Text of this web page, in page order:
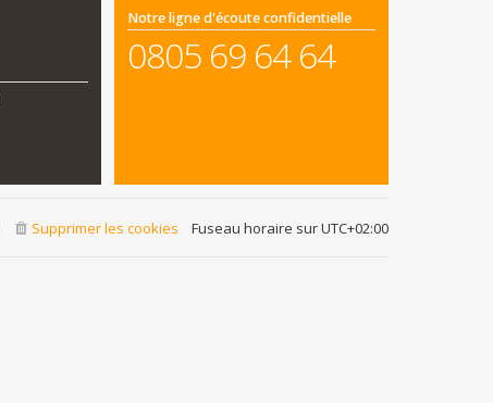
Notre ligne d'écoute confidentielle
0805 69 64 64
Fuseau horaire surUTC+02:00
Supprimer les cookies